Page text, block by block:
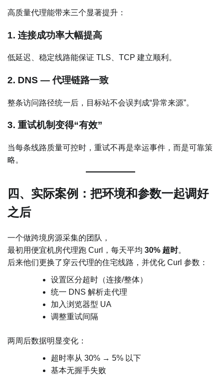
高质量代理能带来三个显著提升：
1. 连接成功率大幅提高
低延迟、稳定线路能保证 TLS、TCP 建立顺利。
2. DNS — 代理链路一致
整条访问路径统一后，目标站不会误判成“异常来源”。
3. 重试机制变得“有效”
当每条线路质量可控时，重试不再是幸运事件，而是可靠策
略。
四、实际案例：把环境和参数一起调好
之后
一个做跨境房源采集的团队，
最初用便宜机房代理跑 Curl，每天平均 30% 超时。
后来他们更换了穿云代理的住宅线路，并优化 Curl 参数：
设置区分超时（连接/整体）
统一 DNS 解析走代理
加入浏览器型 UA
调整重试间隔
两周后数据明显变化：
超时率从 30% → 5% 以下
基本无握手失败